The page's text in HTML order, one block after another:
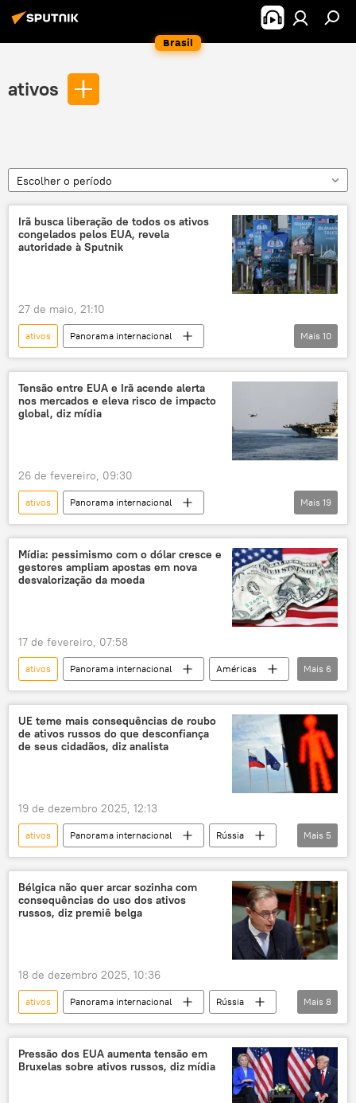
Brasil
ativos
Escolher o período
Irã busca liberação de todos os ativos
congelados pelos EUA, revela
autoridade à Sputnik
27 de maio, 21:10
ativos
Panorama internacional
Oriente Médio e África
Américas
Irã
Estados Unidos
Conselho Supremo de Segurança Nacional do Irã
fundos congelados
Mais 10
Tensão entre EUA e Irã acende alerta
nos mercados e eleva risco de impacto
global, diz mídia
26 de fevereiro, 09:30
ativos
Panorama internacional
Oriente Médio e África
Irã
EUA
estreito de Ormuz
mercado financeiro
mercado de capitais
mercado global
preços
Donald Trump
Organização dos Países Exportadores de Petróleo (OPEP)
G1
OPEP
conflito
tensão militar
Mais 19
Mídia: pessimismo com o dólar cresce e
gestores ampliam apostas em nova
desvalorização da moeda
17 de fevereiro, 07:58
ativos Panorama internacional
Américas
EUA
dólar
Departamento do Tesouro dos EUA
Financial Times
desvalorização
Mais 6
UE teme mais consequências de roubo
de ativos russos do que desconfiança
de seus cidadãos, diz analista
19 de dezembro 2025, 12:13
ativos Panorama internacional
Rússia
Europa
Kiev
Ucrânia
Federação da Rússia
Sputnik
Mais 5
Bélgica não quer arcar sozinha com
consequências do uso dos ativos
russos, diz premiê belga
18 de dezembro 2025, 10:36
ativos Panorama internacional
Rússia
Europa
Bélgica
Euroclear
Banco Central
ativos congelados
roubo
violação
Mais 8
Pressão dos EUA aumenta tensão em
Bruxelas sobre ativos russos, diz mídia